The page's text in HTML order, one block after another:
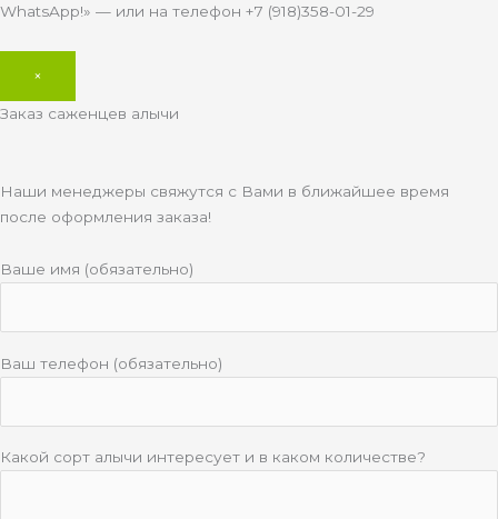
WhatsApp!» — или на телефон +7 (918)358-01-29
×
Заказ саженцев алычи
Наши менеджеры свяжутся с Вами в ближайшее время
после оформления заказа!
Ваше имя (обязательно)
Ваш телефон (обязательно)
Какой сорт алычи интересует и в каком количестве?